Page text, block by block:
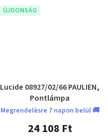
ÚJDONSÁG
Lucide 08927/02/66 PAULIEN,
Pontlámpa
Megrendelèsre 7 napon belül 🚚
24 108 Ft